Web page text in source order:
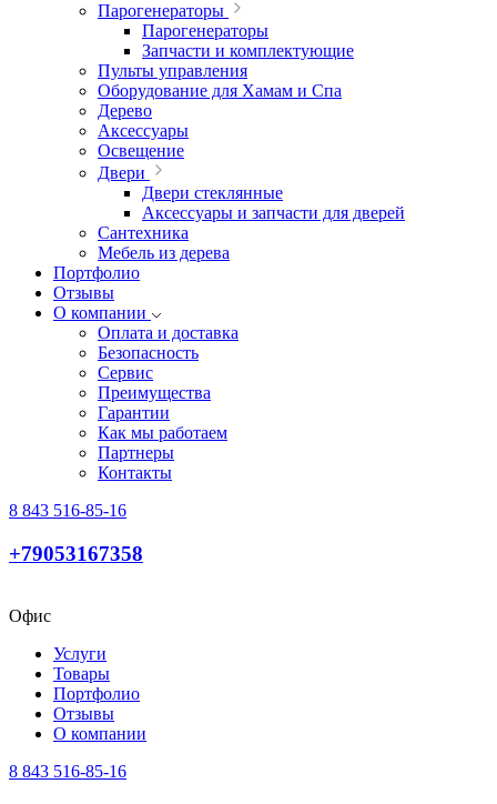
Парогенераторы
Парогенераторы
Запчасти и комплектующие
Пульты управления
Оборудование для Хамам и Спа
Дерево
Аксессуары
Освещение
Двери
Двери стеклянные
Аксессуары и запчасти для дверей
Сантехника
Мебель из дерева
Портфолио
Отзывы
О компании
Оплата и доставка
Безопасность
Сервис
Преимущества
Гарантии
Как мы работаем
Партнеры
Контакты
8 843 516-85-16
+79053167358
Офис
Услуги
Товары
Портфолио
Отзывы
О компании
8 843 516-85-16